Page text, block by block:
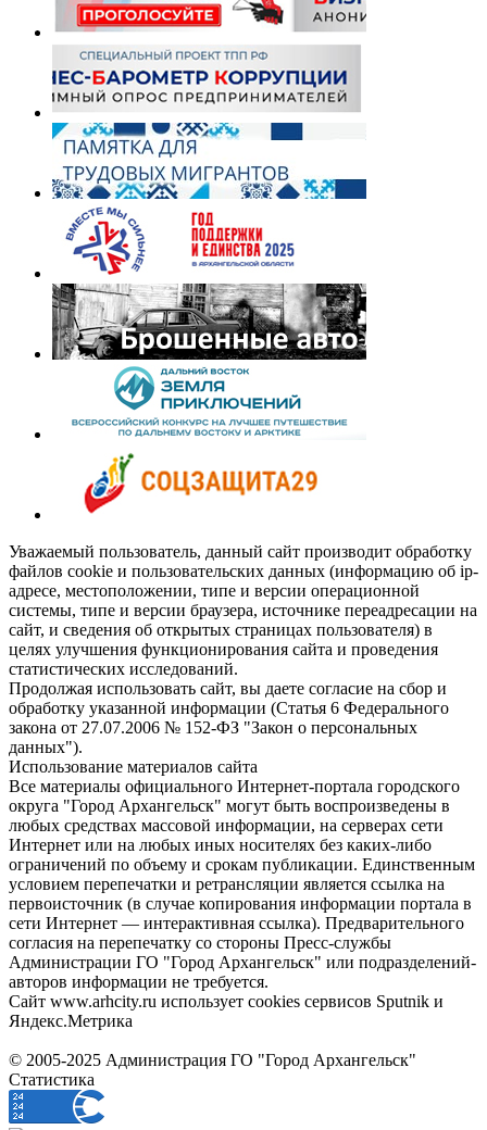
Уважаемый пользователь, данный сайт производит обработку
файлов cookie и пользовательских данных (информацию об ip-
адресе, местоположении, типе и версии операционной
системы, типе и версии браузера, источнике переадресации на
сайт, и сведения об открытых страницах пользователя) в
целях улучшения функционирования сайта и проведения
статистических исследований.
Продолжая использовать сайт, вы даете согласие на сбор и
обработку указанной информации (Статья 6 Федерального
закона от 27.07.2006 № 152-ФЗ "Закон о персональных
данных").
Использование материалов сайта
Все материалы официального Интернет-портала городского
округа "Город Архангельск" могут быть воспроизведены в
любых средствах массовой информации, на серверах сети
Интернет или на любых иных носителях без каких-либо
ограничений по объему и срокам публикации. Единственным
условием перепечатки и ретрансляции является ссылка на
первоисточник (в случае копирования информации портала в
сети Интернет — интерактивная ссылка). Предварительного
согласия на перепечатку со стороны Пресс-службы
Администрации ГО "Город Архангельск" или подразделений-
авторов информации не требуется.
Сайт www.arhcity.ru использует cookies сервисов Sputnik и
Яндекс.Метрика
© 2005-2025 Администрация ГО "Город Архангельск"
Статистика